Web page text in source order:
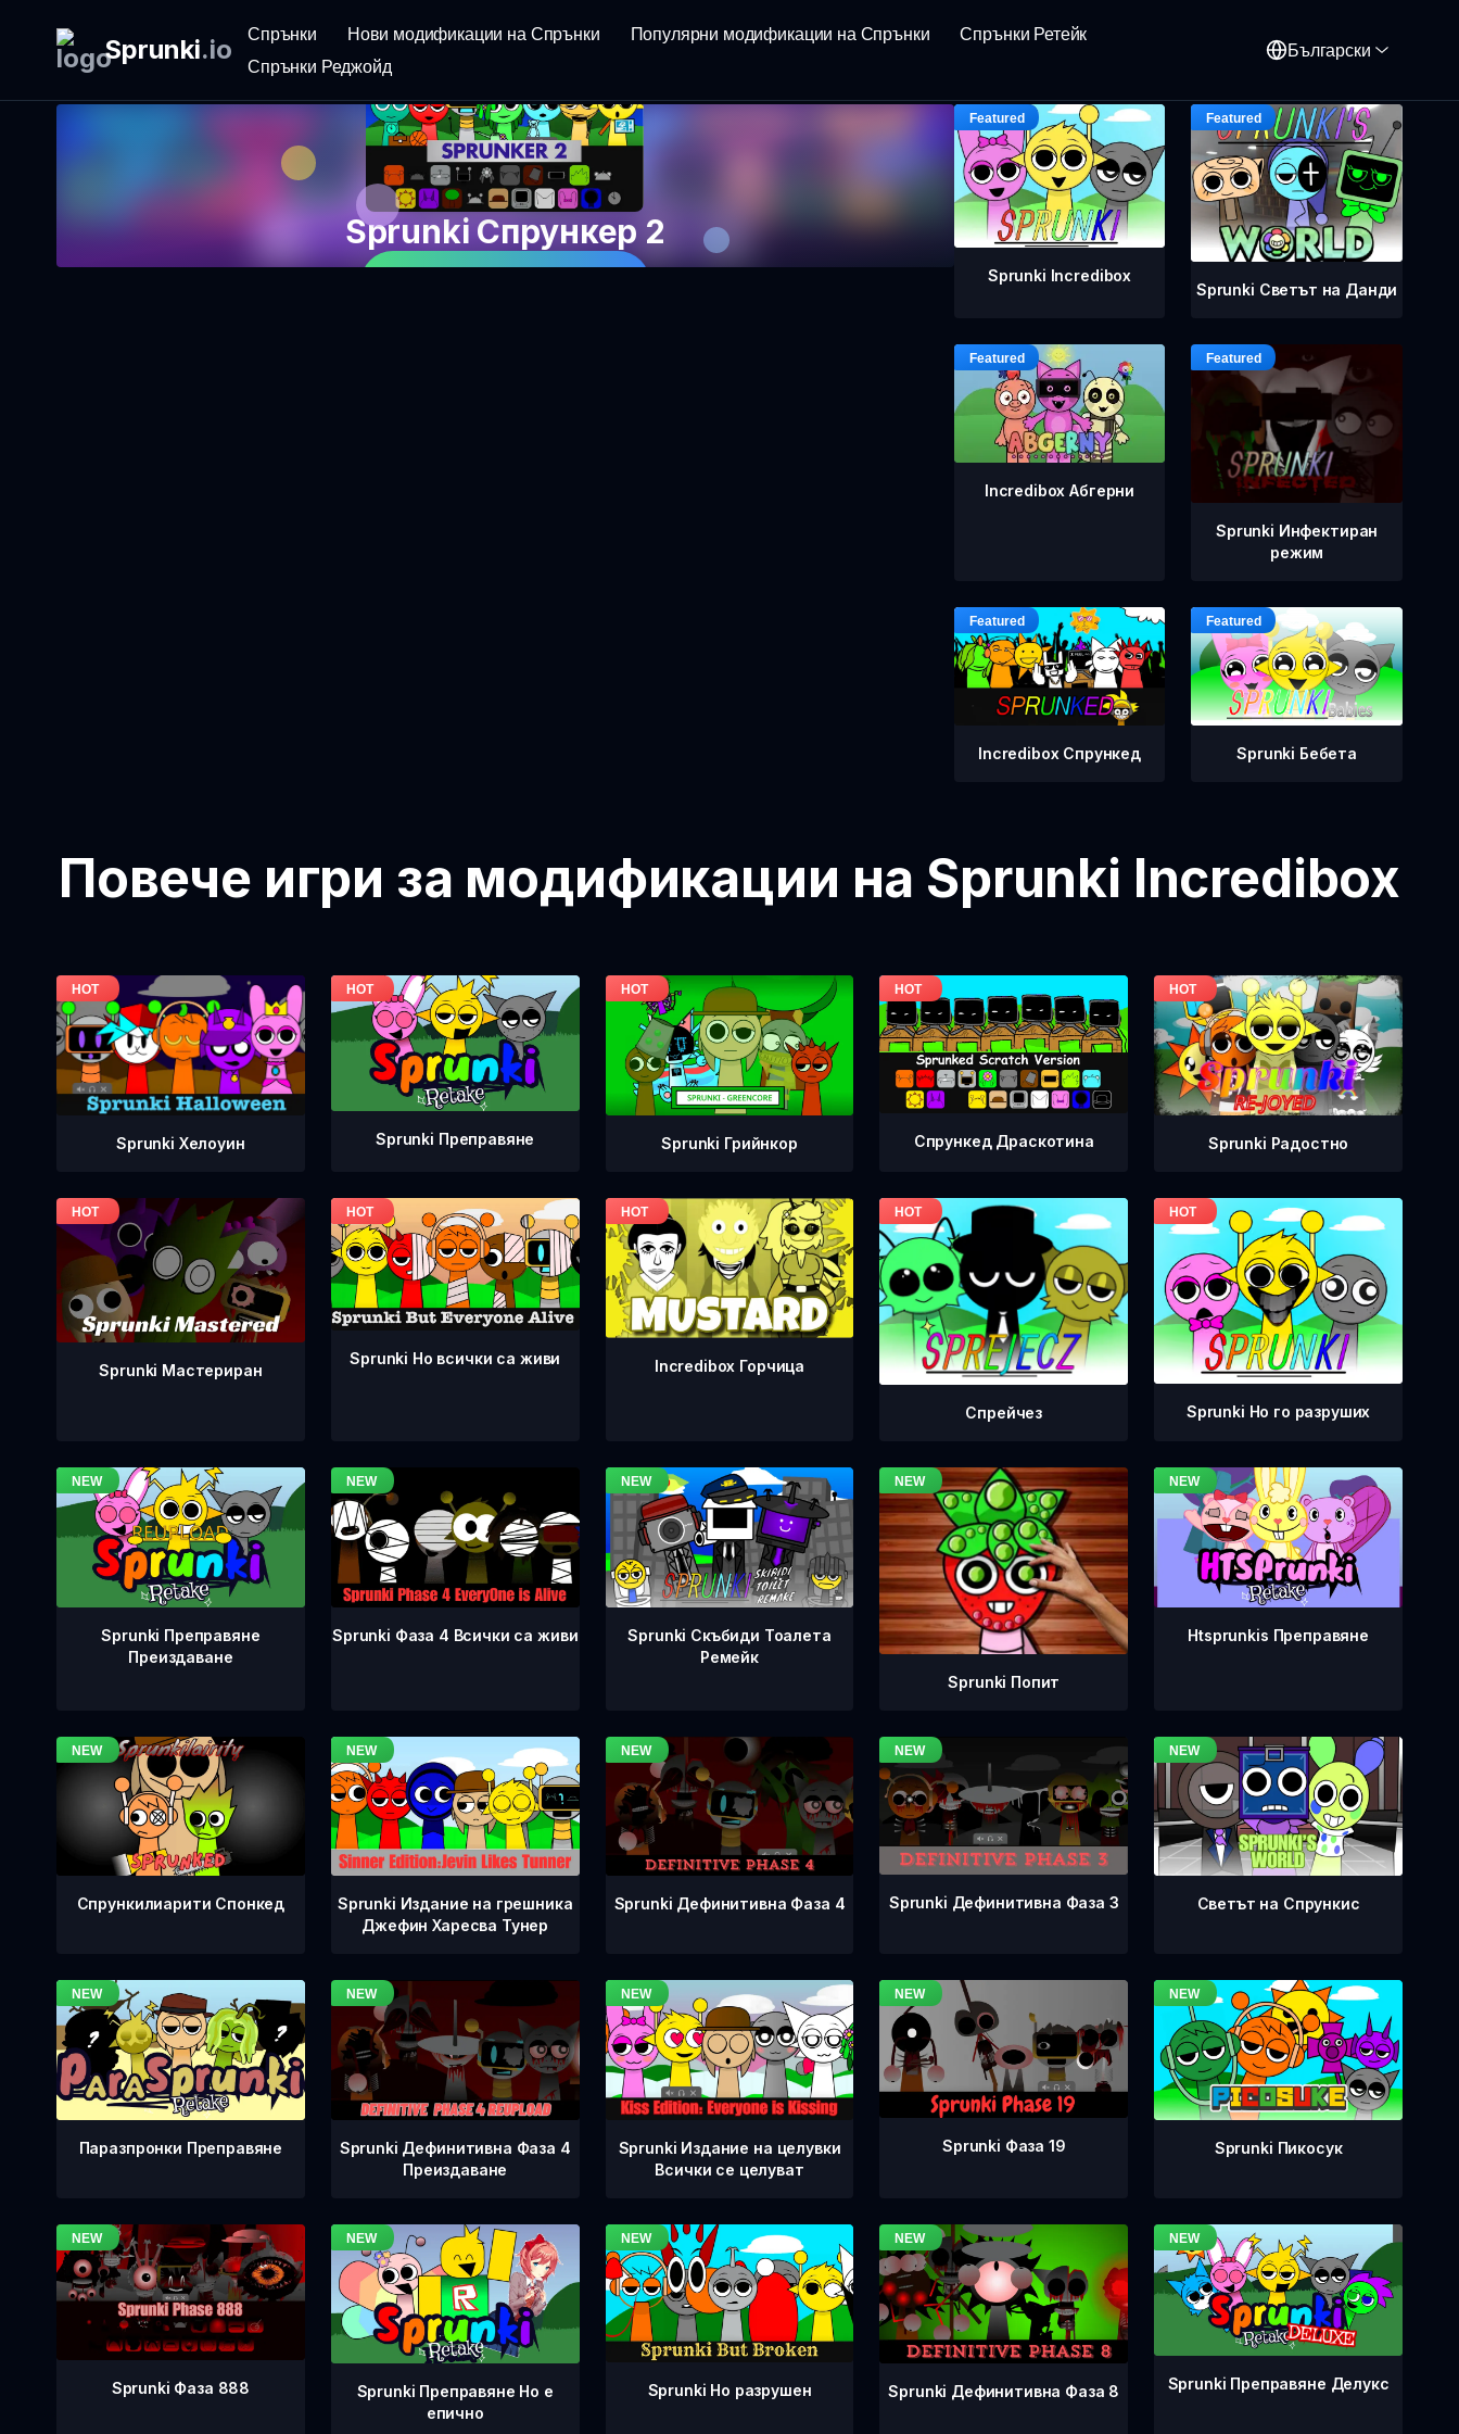
Sprunki.io Спрънки Нови модификации на Спрънки Популярни модификации на Спрънки
Спрънки Ретейк
Спрънки Реджойд
Български
Sprunki Спрункер 2
Sprunki Incredibox
Sprunki Светът на Данди
Incredibox Абгерни
Sprunki Инфектиран
режим
Incredibox Спрункед Sprunki Бебета
Повече игри за модификации на Sprunki Incredibox
Sprunki Хелоуин Sprunki Преправяне Sprunki Грийнкор Спрункед Драскотина Sprunki Радостно
Sprunki Мастериран
Sprunki Но всички са живи Incredibox Горчица
Спрейчез Sprunki Но го разруших
Sprunki Преправяне
Преиздаване
Sprunki Фаза 4 Всички са живи
Sprunki Скъбиди Тоалета
Ремейк
Sprunki Попит
Htsprunkis Преправяне
Спрункилиарити Спонкед
Sprunki Издание на грешника
Джефин Харесва Тунер
Sprunki Дефинитивна Фаза 4 Sprunki Дефинитивна Фаза 3 Светът на Спрункис
Паразпронки Преправяне
Sprunki Дефинитивна Фаза 4
Преиздаване
Sprunki Издание на целувки
Всички се целуват
Sprunki Фаза 19 Sprunki Пикосук
Sprunki Фаза 888
Sprunki Преправяне Но е
епично
Sprunki Но разрушен Sprunki Дефинитивна Фаза 8 Sprunki Преправяне Делукс